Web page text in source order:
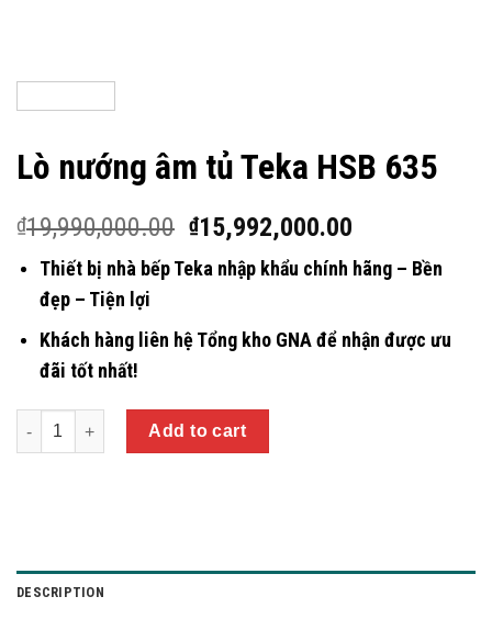
Lò nướng âm tủ Teka HSB 635
₫19,990,000.00 ₫15,992,000.00
Thiết bị nhà bếp Teka nhập khẩu chính hãng – Bền
đẹp – Tiện lợi
Khách hàng liên hệ Tổng kho GNA để nhận được ưu
đãi tốt nhất!
Quantity
Add to cart
DESCRIPTION